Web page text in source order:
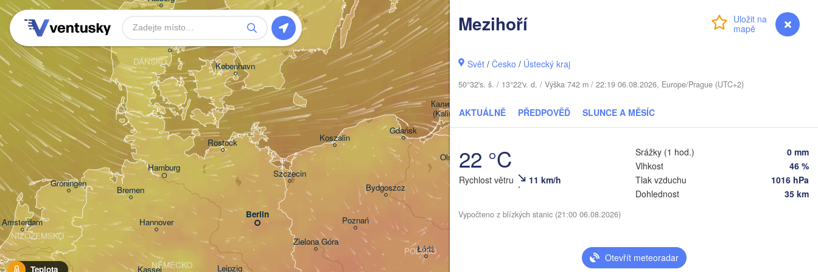
myVentusky Předpověď
Mezihoří
Svět /Česko / Ústecký kraj
50°32's. š. / 13°22'v. d. / Výška 742 m / 22:19 06.08.2026, Europe/Prague (UTC+2)
AKTUÁLNĚ PŘEDPOVĚĎ SLUNCE A MĚSÍC
22 °C
Rychlost větru 11 km/h
Srážky (1 hod.)
0 mm
Vlhkost
46 %
Tlak vzduchu
1016 hPa
Dohlednost
35 km
Vypočteno z blízkých stanic (21:00 06.08.2026)
Otevřít meteoradar
Teplota
DÁNSKO
Hamburg
Amsterdam
Bremen
Hannover
Kassel
Groningen
NĚMECKO
NIZOZEMSKO
Berlin
København
Łódź
Leipzig
Poznań
Rostock
Olsztyn
Koszalin
Klaipėda
Zielona Góra
Szczecin
Gdańsk
Калининград
(Kaliningrad)
Bydgoszcz
POLSKO
(Minsk)
Vilnius
Бабруйск
(Babrujsk)
Салігорск
Віцебск
(Viciebsk)
BĚLORUSKO
LITVA